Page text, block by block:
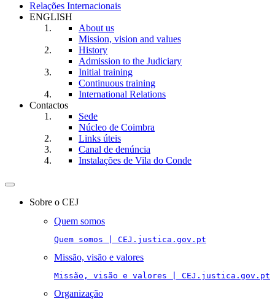
Relações Internacionais
ENGLISH
About us
Mission, vision and values
History
Admission to the Judiciary
Initial training
Continuous training
International Relations
Contactos
Sede
Núcleo de Coimbra
Links úteis
Canal de denúncia
Instalações de Vila do Conde
Toggle
navigationSobre o CEJ
Quem somos
Quem somos | CEJ.justica.gov.pt
Missão, visão e valores
Missão, visão e valores | CEJ.justica.gov.pt
Organização